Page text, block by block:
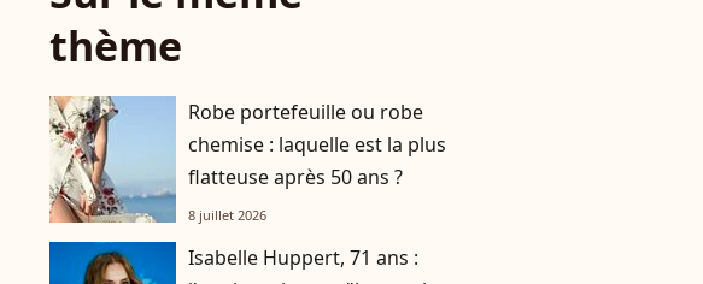
thème
Robe portefeuille ou robe
chemise : laquelle est la plus
flatteuse après 50 ans ?
8 juillet 2026
Isabelle Huppert, 71 ans :